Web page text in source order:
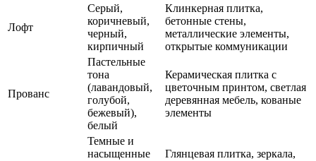
Лофт
Серый,
коричневый,
черный,
кирпичный
Клинкерная плитка,
бетонные стены,
металлические элементы,
открытые коммуникации
Прованс
Пастельные
тона
(лавандовый,
голубой,
бежевый),
белый
Керамическая плитка с
цветочным принтом, светлая
деревянная мебель, кованые
элементы
Темные и
насыщенные
Глянцевая плитка, зеркала,